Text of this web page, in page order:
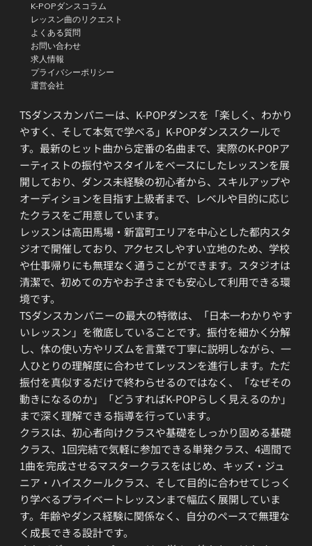
TSダンスカンパニーは、K-POPダンスを「楽しく、わかり
やすく、そして本気で学べる」K-POPダンススクールで
す。最新のヒット曲から定番の名曲まで、実際のK-POPア
ーティストの振付やスタイルをベースにしたレッスンを展
開しており、ダンス未経験の初心者から、スキルアップや
オーディションを目指す上級者まで、レベルや目的に応じ
たクラスをご用意しています。
レッスンは高田馬場・新富町エリアを中心とした都内スタ
ジオで開催しており、アクセスしやすい立地のため、学校
や仕事帰りにも無理なく通うことができます。スタジオは
清潔で、初めての方やお子さまでも安心して利用できる環
境です。
TSダンスカンパニーの最大の特徴は、「日本一わかりやす
いレッスン」を徹底していることです。振付を細かく分解
し、体の使い方やリズムを言葉で丁寧に説明しながら、一
人ひとりの理解度に合わせてレッスンを進行します。ただ
振付を真似するだけで終わらせるのではなく、「なぜその
動きになるのか」「どうすればK-POPらしく見えるのか」
まで深く理解できる指導を行っています。
クラスは、初心者向けクラスや基礎をしっかり固める基礎
クラス、1回完結で気軽に参加できる単発クラス、4週間で
1曲を完成させるマスタークラスをはじめ、キッズ・ジュ
ニア・ハイスクールクラス、そして目的に合わせてじっく
り学べるプライベートレッスンまで幅広く展開していま
す。年齢やダンス経験に関係なく、自分のペースで無理な
く成長できる設計です。
K-POPダンスコラム
レッスン曲のリクエスト
よくある質問
お問い合わせ
求人情報
プライバシーポリシー
運営会社